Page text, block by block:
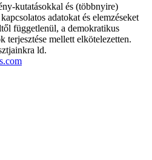
kutatásokkal és (többnyire)
adatokat és elemzéseket
függetlenül, a demokratikus
terjesztése mellett elkötelezetten.
ld.